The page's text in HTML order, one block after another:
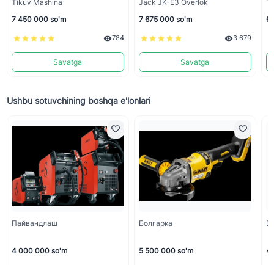
Tikuv Mashina
7 450 000 so'm
784
Savatga
Jack JK-E3 Overlok
7 675 000 so'm
3 679
Savatga
6
Ushbu sotuvchining boshqa e'lonlari
Пайвандлаш
4 000 000 so'm
Болгарка
5 500 000 so'm 4